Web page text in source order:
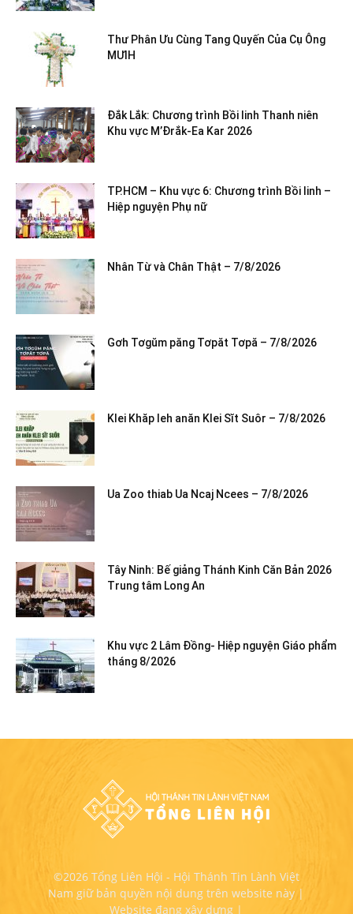
Thư Phân Ưu Cùng Tang Quyến Của Cụ Ông
MƯIH
Đắk Lắk: Chương trình Bồi linh Thanh niên
Khu vực M’Đrắk-Ea Kar 2026
TP.HCM – Khu vực 6: Chương trình Bồi linh –
Hiệp nguyện Phụ nữ
Nhân Từ và Chân Thật – 7/8/2026
Gơh Tơgŭm păng Tơpăt Tơpă – 7/8/2026
Klei Khăp leh anăn Klei Sĭt Suôr – 7/8/2026
Ua Zoo thiab Ua Ncaj Ncees – 7/8/2026
Tây Ninh: Bế giảng Thánh Kinh Căn Bản 2026
Trung tâm Long An
Khu vực 2 Lâm Đồng- Hiệp nguyện Giáo phẩm
tháng 8/2026
©2026 Tổng Liên Hội - Hội Thánh Tin Lành Việt
Nam giữ bản quyền nội dung trên website này |
Website đang xây dựng |